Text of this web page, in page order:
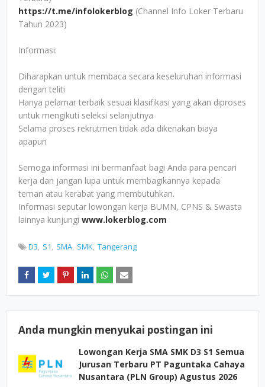
https://t.me/infolokerblog (Channel Info Loker Terbaru
Tahun 2023)
Informasi:
Diharapkan untuk membaca secara keseluruhan informasi
dengan teliti
Hanya pelamar terbaik sesuai klasifikasi yang akan diproses
untuk mengikuti seleksi selanjutnya
Selama proses rekrutmen tidak ada dikenakan biaya
apapun
Semoga informasi ini bermanfaat bagi Anda para pencari
kerja dan jangan lupa untuk membagikannya kepada
teman atau kerabat yang membutuhkan.
Informasi seputar lowongan kerja BUMN, CPNS & Swasta
lainnya kunjungi www.lokerblog.com
D3 S1 SMA SMK Tangerang
Anda mungkin menyukai postingan ini
Lowongan Kerja SMA SMK D3 S1 Semua
Jurusan Terbaru PT Paguntaka Cahaya
Nusantara (PLN Group) Agustus 2026